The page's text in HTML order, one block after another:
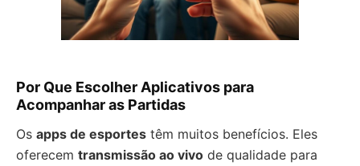
Por Que Escolher Aplicativos para
Acompanhar as Partidas
Os apps de esportes têm muitos benefícios. Eles
oferecem transmissão ao vivo de qualidade para